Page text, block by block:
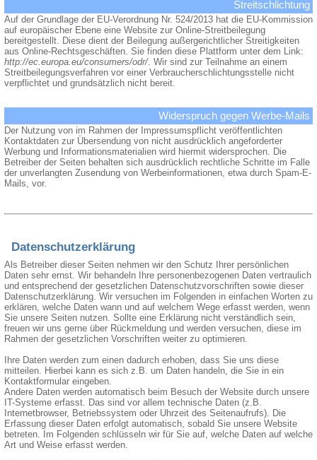
Streitschlichtung
Auf der Grundlage der EU-Verordnung Nr. 524/2013 hat die EU-Kommission
auf europäischer Ebene eine Website zur Online-Streitbeilegung
bereitgestellt. Diese dient der Beilegung außergerichtlicher Streitigkeiten
aus Online-Rechtsgeschäften. Sie finden diese Plattform unter dem Link:
http://ec.europa.eu/consumers/odr/. Wir sind zur Teilnahme an einem
Streitbeilegungsverfahren vor einer Verbraucherschlichtungsstelle nicht
verpflichtet und grundsätzlich nicht bereit.
Widerspruch gegen Werbe-Mails
Der Nutzung von im Rahmen der Impressumspflicht veröffentlichten
Kontaktdaten zur Übersendung von nicht ausdrücklich angeforderter
Werbung und Informationsmaterialien wird hiermit widersprochen. Die
Betreiber der Seiten behalten sich ausdrücklich rechtliche Schritte im Falle
der unverlangten Zusendung von Werbeinformationen, etwa durch Spam-E-
Mails, vor.
Datenschutzerklärung
Als Betreiber dieser Seiten nehmen wir den Schutz Ihrer persönlichen
Daten sehr ernst. Wir behandeln Ihre personenbezogenen Daten vertraulich
und entsprechend der gesetzlichen Datenschutzvorschriften sowie dieser
Datenschutzerklärung. Wir versuchen im Folgenden in einfachen Worten zu
erklären, welche Daten wann und auf welchem Wege erfasst werden, wenn
Sie unsere Seiten nutzen. Sollte eine Erklärung nicht verständlich sein,
freuen wir uns gerne über Rückmeldung und werden versuchen, diese im
Rahmen der gesetzlichen Vorschriften weiter zu optimieren.
Ihre Daten werden zum einen dadurch erhoben, dass Sie uns diese
mitteilen. Hierbei kann es sich z.B. um Daten handeln, die Sie in ein
Kontaktformular eingeben.
Andere Daten werden automatisch beim Besuch der Website durch unsere
IT-Systeme erfasst. Das sind vor allem technische Daten (z.B.
Internetbrowser, Betriebssystem oder Uhrzeit des Seitenaufrufs). Die
Erfassung dieser Daten erfolgt automatisch, sobald Sie unsere Website
betreten. Im Folgenden schlüsseln wir für Sie auf, welche Daten auf welche
Art und Weise erfasst werden.